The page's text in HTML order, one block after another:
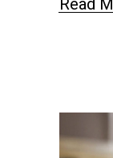
Read